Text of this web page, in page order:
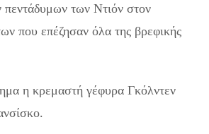
των Ντιόν στον
που επέζησαν όλα της βρεφικής
η κρεμαστή γέφυρα Γκόλντεν